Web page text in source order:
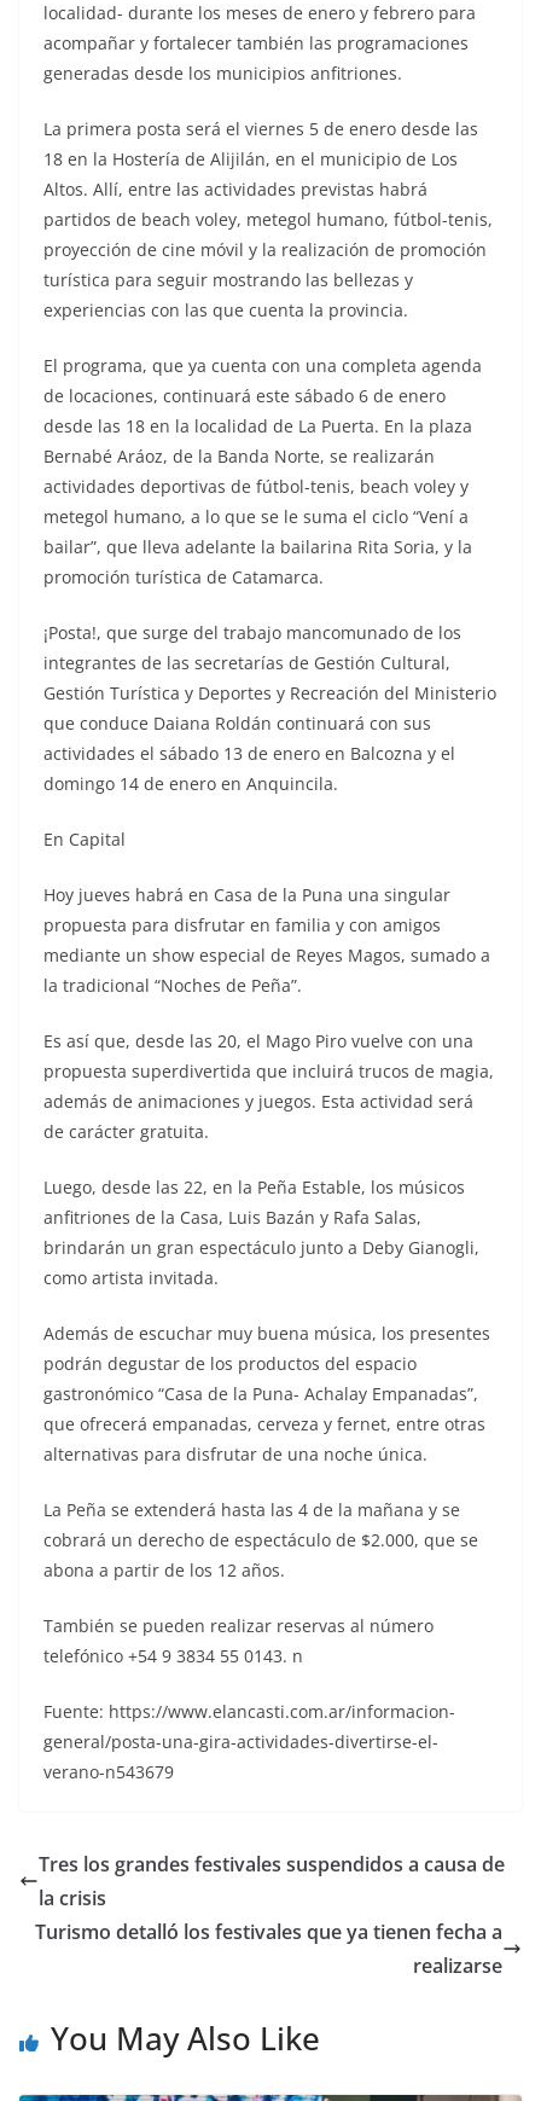
localidad- durante los meses de enero y febrero para
acompañar y fortalecer también las programaciones
generadas desde los municipios anfitriones.
La primera posta será el viernes 5 de enero desde las
18 en la Hostería de Alijilán, en el municipio de Los
Altos. Allí, entre las actividades previstas habrá
partidos de beach voley, metegol humano, fútbol-tenis,
proyección de cine móvil y la realización de promoción
turística para seguir mostrando las bellezas y
experiencias con las que cuenta la provincia.
El programa, que ya cuenta con una completa agenda
de locaciones, continuará este sábado 6 de enero
desde las 18 en la localidad de La Puerta. En la plaza
Bernabé Aráoz, de la Banda Norte, se realizarán
actividades deportivas de fútbol-tenis, beach voley y
metegol humano, a lo que se le suma el ciclo “Vení a
bailar”, que lleva adelante la bailarina Rita Soria, y la
promoción turística de Catamarca.
¡Posta!, que surge del trabajo mancomunado de los
integrantes de las secretarías de Gestión Cultural,
Gestión Turística y Deportes y Recreación del Ministerio
que conduce Daiana Roldán continuará con sus
actividades el sábado 13 de enero en Balcozna y el
domingo 14 de enero en Anquincila.
En Capital
Hoy jueves habrá en Casa de la Puna una singular
propuesta para disfrutar en familia y con amigos
mediante un show especial de Reyes Magos, sumado a
la tradicional “Noches de Peña”.
Es así que, desde las 20, el Mago Piro vuelve con una
propuesta superdivertida que incluirá trucos de magia,
además de animaciones y juegos. Esta actividad será
de carácter gratuita.
Luego, desde las 22, en la Peña Estable, los músicos
anfitriones de la Casa, Luis Bazán y Rafa Salas,
brindarán un gran espectáculo junto a Deby Gianogli,
como artista invitada.
Además de escuchar muy buena música, los presentes
podrán degustar de los productos del espacio
gastronómico “Casa de la Puna- Achalay Empanadas”,
que ofrecerá empanadas, cerveza y fernet, entre otras
alternativas para disfrutar de una noche única.
La Peña se extenderá hasta las 4 de la mañana y se
cobrará un derecho de espectáculo de $2.000, que se
abona a partir de los 12 años.
También se pueden realizar reservas al número
telefónico +54 9 3834 55 0143. n
Fuente: https://www.elancasti.com.ar/informacion-
general/posta-una-gira-actividades-divertirse-el-
verano-n543679
Tres los grandes festivales suspendidos a causa de
la crisis
Turismo detalló los festivales que ya tienen fecha a
realizarse
You May Also Like